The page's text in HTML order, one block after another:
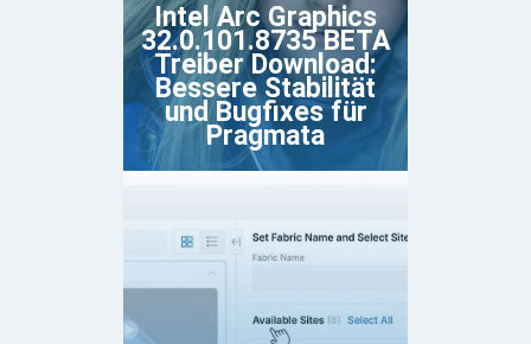
Intel Arc Graphics
32.0.101.8735 BETA
Treiber Download:
Bessere Stabilität
und Bugfixes für
Pragmata